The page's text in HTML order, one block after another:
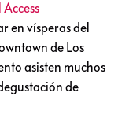
en vísperas del
de Los
asisten muchos
de